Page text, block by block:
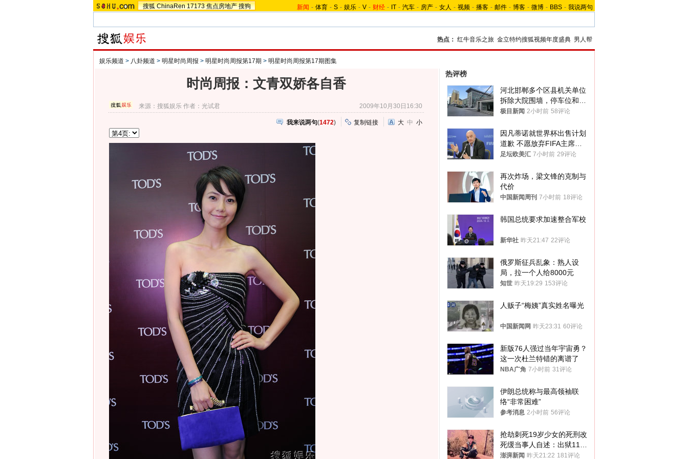
搜狐 ChinaRen 17173 焦点房地产 搜狗 新闻 - 体育 - S - 娱乐 - V - 财经 - IT - 汽车 - 房产 - 女人 - 视频 - 播客 - 邮件 - 博客 - 微博 - BBS - 我说两句
热点： 红牛音乐之旅 金立特约搜狐视频年度盛典 男人帮
娱乐频道 > 八卦频道 > 明星时尚周报 > 明星时尚周报第17期 > 明星时尚周报第17期图集
时尚周报：文青双娇各自香
来源：搜狐娱乐 作者：光试君 2009年10月30日16:30
我来说两句(1472) 复制链接 大 中 小
热评榜
河北邯郸多个区县机关单位
拆除大院围墙，停车位和厕
所免费开放，当地多部门回
极目新闻 2小时前 58评论
因凡蒂诺就世界杯出售计划
道歉 不愿放弃FIFA主席职
位
足坛欧美汇 7小时前 29评论
再次炸场，梁文锋的克制与
代价
中国新闻周刊 7小时前 18评论
韩国总统要求加速整合军校
新华社 昨天21:47 22评论
俄罗斯征兵乱象：熟人设
局，拉一个人给8000元
知世 昨天19:29 153评论
人贩子“梅姨”真实姓名曝光
中国新闻网 昨天23:31 60评论
新版76人强过当年宇宙勇？
这一次杜兰特错的离谱了
NBA广角 7小时前 31评论
伊朗总统称与最高领袖联
络“非常困难”
参考消息 2小时前 56评论
抢劫刺死19岁少女的死刑改
死缓当事人自述：出狱11年
间始终刻意躲避被害人家属
澎湃新闻 昨天21:22 181评论